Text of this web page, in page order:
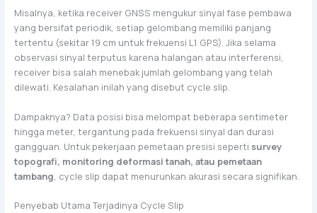
Misalnya, ketika receiver GNSS mengukur sinyal fase pembawa
yang bersifat periodik, setiap gelombang memiliki panjang
tertentu (sekitar 19 cm untuk frekuensi L1 GPS). Jika selama
observasi sinyal terputus karena halangan atau interferensi,
receiver bisa salah menebak jumlah gelombang yang telah
dilewati. Kesalahan inilah yang disebut cycle slip.
Dampaknya? Data posisi bisa melompat beberapa sentimeter
hingga meter, tergantung pada frekuensi sinyal dan durasi
gangguan. Untuk pekerjaan pemetaan presisi seperti survey
topografi, monitoring deformasi tanah, atau pemetaan
tambang, cycle slip dapat menurunkan akurasi secara signifikan.
Penyebab Utama Terjadinya Cycle Slip